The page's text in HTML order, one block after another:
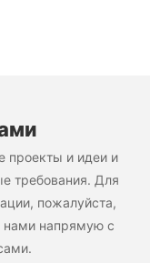
проекты и идеи и
требования. Для
пожалуйста,
нами напрямую с